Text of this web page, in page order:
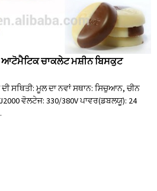
ਆਟੋਮੈਟਿਕ ਚਾਕਲੇਟ ਮਸ਼ੀਨ ਬਿਸਕੁਟ
ਸਥਿਤੀ: ਮੂਲ ਦਾ ਨਵਾਂ ਸਥਾਨ: ਸਿਚੁਆਨ, ਚੀਨ
ਵੋਲਟੇਜ: 330/380V ਪਾਵਰ(ਡਬਲਯੂ): 24